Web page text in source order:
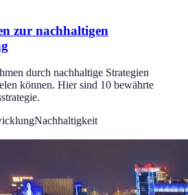
zur nachhaltigen
durch nachhaltige Strategien
können. Hier sind 10 bewährte
Nachhaltigkeit